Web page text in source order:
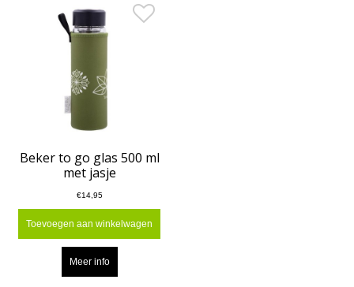
Beker to go glas 500 ml
met jasje
€14,95
Toevoegen aan winkelwagen
Meer info